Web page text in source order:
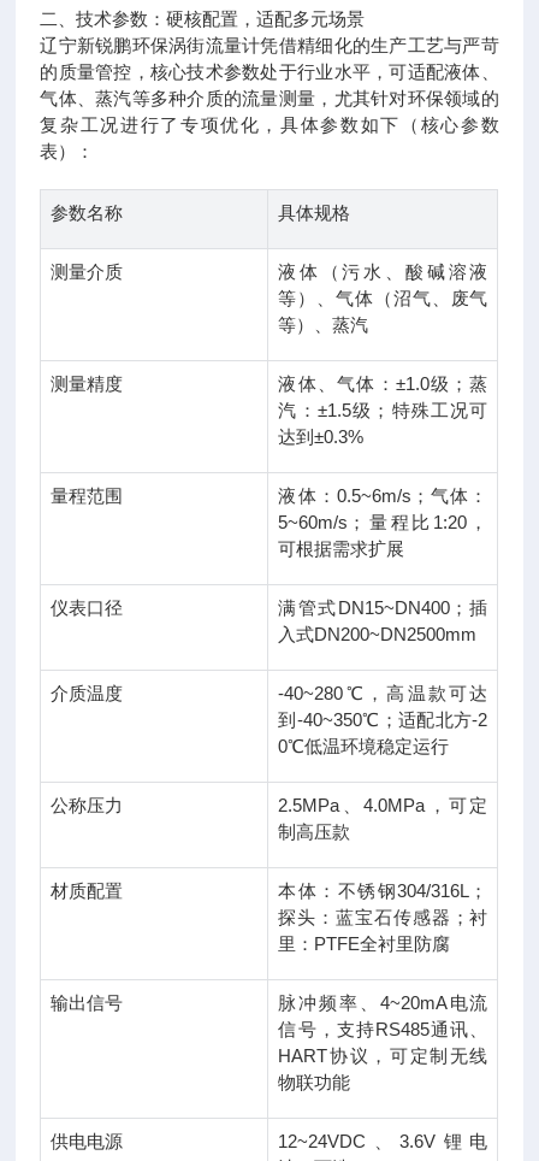
二、技术参数：硬核配置，适配多元场景
辽宁新锐鹏环保涡街流量计凭借精细化的生产工艺与严苛
的质量管控，核心技术参数处于行业水平，可适配液体、
气体、蒸汽等多种介质的流量测量，尤其针对环保领域的
复杂工况进行了专项优化，具体参数如下（核心参数
表）：
参数名称 具体规格
测量介质
液体（污水、酸碱溶液
等）、气体（沼气、废气
等）、蒸汽
测量精度
液体、气体：±1.0级；蒸
汽：±1.5级；特殊工况可
达到±0.3%
量程范围
液体：0.5~6m/s；气体：
5~60m/s；量程比1:20，
可根据需求扩展
仪表口径
满管式DN15~DN400；插
入式DN200~DN2500mm
介质温度
-40~280℃，高温款可达
到-40~350℃；适配北方-2
0℃低温环境稳定运行
公称压力
2.5MPa、4.0MPa，可定
制高压款
材质配置
本体：不锈钢304/316L；
探头：蓝宝石传感器；衬
里：PTFE全衬里防腐
输出信号
脉冲频率、4~20mA电流
信号，支持RS485通讯、
HART协议，可定制无线
物联功能
供电电源
12~24VDC、3.6V锂电